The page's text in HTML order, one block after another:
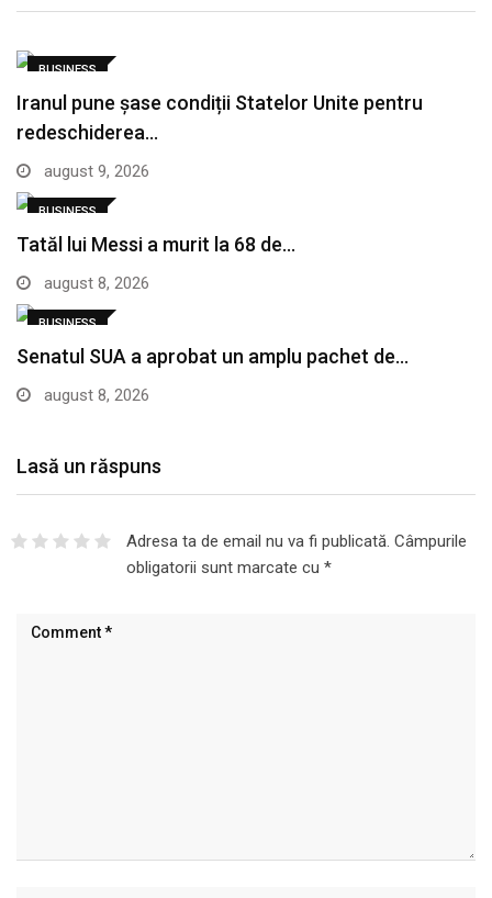
BUSINESS
Iranul pune șase condiții Statelor Unite pentru
redeschiderea…
august 9, 2026
BUSINESS
Tatăl lui Messi a murit la 68 de…
august 8, 2026
BUSINESS
Senatul SUA a aprobat un amplu pachet de…
august 8, 2026
Lasă un răspuns
Adresa ta de email nu va fi publicată. Câmpurile
obligatorii sunt marcate cu *